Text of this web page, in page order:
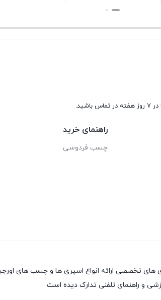
راهنمای خرید
چسب فردوسی
و راهنمای تلفنی تدارک دیده است